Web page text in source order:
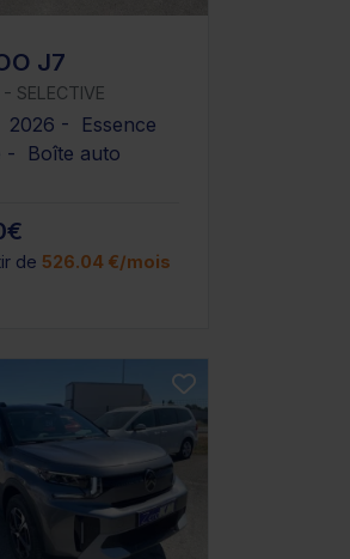
J7
- SELECTIVE
2026 - Essence
- Boîte auto
de 526.04 €/mois